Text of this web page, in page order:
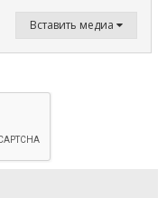
Вставить медиа